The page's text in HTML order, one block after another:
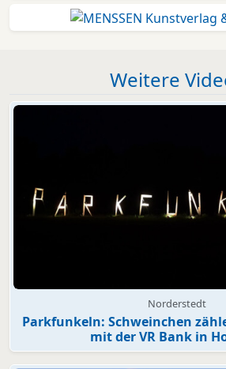
Weitere
Norderstedt
Parkfunkeln: Schweinchen
mit der VR Bank in